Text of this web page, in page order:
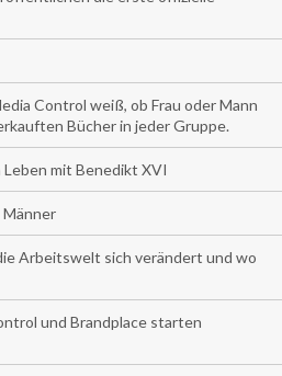
Control weiß, ob Frau oder Mann
Bücher in jeder Gruppe.
mit Benedikt XVI
Männer
Arbeitswelt sich verändert und wo
und Brandplace starten